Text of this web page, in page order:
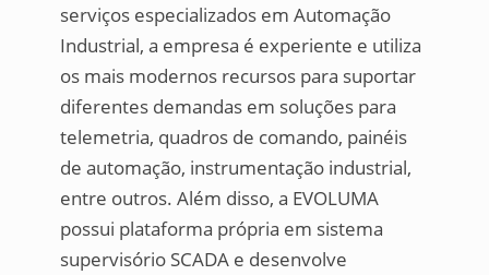
serviços especializados em Automação
Industrial, a empresa é experiente e utiliza
os mais modernos recursos para suportar
diferentes demandas em soluções para
telemetria, quadros de comando, painéis
de automação, instrumentação industrial,
entre outros. Além disso, a EVOLUMA
possui plataforma própria em sistema
supervisório SCADA e desenvolve